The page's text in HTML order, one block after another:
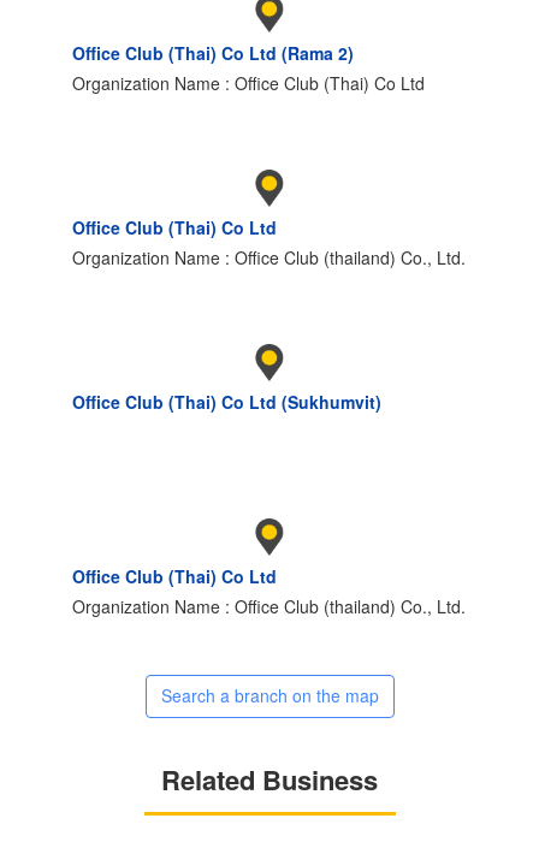
Office Club (Thai) Co Ltd (Rama 2)
Organization Name : Office Club (Thai) Co Ltd
Office Club (Thai) Co Ltd
Organization Name : Office Club (thailand) Co., Ltd.
Office Club (Thai) Co Ltd (Sukhumvit)
Office Club (Thai) Co Ltd
Organization Name : Office Club (thailand) Co., Ltd.
Search a branch on the map
Related Business